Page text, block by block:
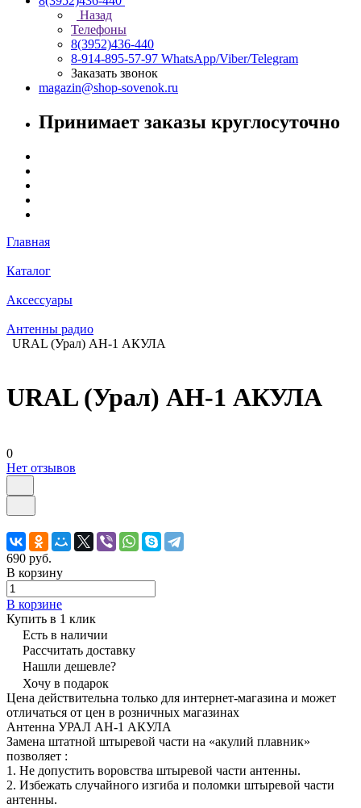
Назад
Телефоны
8(3952)436-440
8-914-895-57-97 WhatsApp/Viber/Telegram
Заказать звонок
magazin@shop-sovenok.ru
Принимает заказы круглосуточно
Главная
Каталог
Аксессуары
Антенны радио
URAL (Урал) АН-1 АКУЛА
URAL (Урал) АН-1 АКУЛА
0
Нет отзывов
690 руб.
В корзину
В корзине
Купить в 1 клик
Есть в наличии
Рассчитать доставку
Нашли дешевле?
Хочу в подарок
Цена действительна только для интернет-магазина и может
отличаться от цен в розничных магазинах
Антенна УРАЛ АН-1 АКУЛА
Замена штатной штыревой части на «акулий плавник»
позволяет :
1. Не допустить воровства штыревой части антенны.
2. Избежать случайного изгиба и поломки штыревой части
антенны.